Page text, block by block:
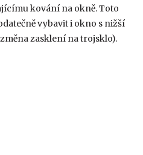
kování na okně. Toto
vybavit i okno s nižší
zasklení na trojsklo).